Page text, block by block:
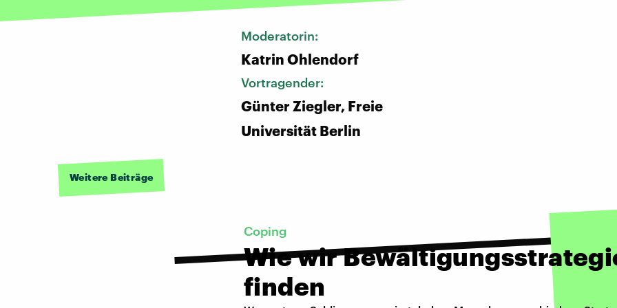
Moderatorin:
Katrin Ohlendorf
Vortragender:
Günter Ziegler, Freie
Universität Berlin
Weitere Beiträge
Coping
Wie wir
finden